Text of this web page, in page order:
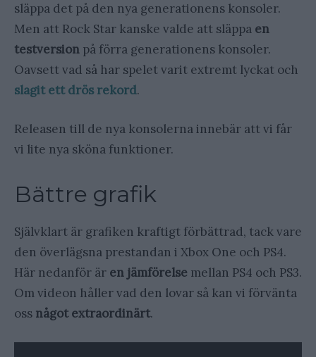
släppa det på den nya generationens konsoler.
Men att Rock Star kanske valde att släppa en
testversion på förra generationens konsoler.
Oavsett vad så har spelet varit extremt lyckat och
slagit ett drös rekord.
Releasen till de nya konsolerna innebär att vi får
vi lite nya sköna funktioner.
Bättre grafik
Självklart är grafiken kraftigt förbättrad, tack vare
den överlägsna prestandan i Xbox One och PS4.
Här nedanför är en jämförelse mellan PS4 och PS3.
Om videon håller vad den lovar så kan vi förvänta
oss något extraordinärt.